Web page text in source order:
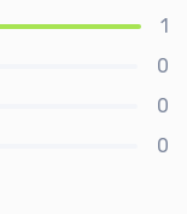
1
0
0
0